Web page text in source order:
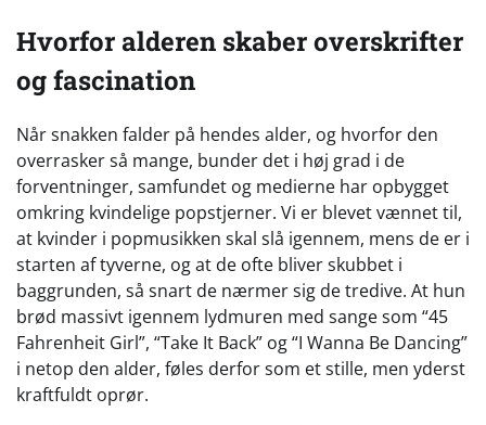
Hvorfor alderen skaber overskrifter
og fascination
Når snakken falder på hendes alder, og hvorfor den
overrasker så mange, bunder det i høj grad i de
forventninger, samfundet og medierne har opbygget
omkring kvindelige popstjerner. Vi er blevet vænnet til,
at kvinder i popmusikken skal slå igennem, mens de er i
starten af tyverne, og at de ofte bliver skubbet i
baggrunden, så snart de nærmer sig de tredive. At hun
brød massivt igennem lydmuren med sange som “45
Fahrenheit Girl”, “Take It Back” og “I Wanna Be Dancing”
i netop den alder, føles derfor som et stille, men yderst
kraftfuldt oprør.